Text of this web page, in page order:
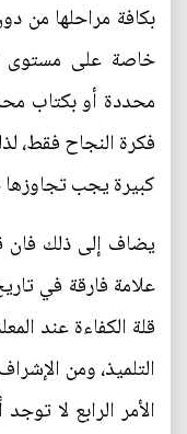
بكافة مراحلها من
خاصة على مستوى
محددة أو بكتاب
فكرة النجاح فقط،
كبيرة يجب تجاوزها
يضاف إلى ذلك فان
علامة فارقة في
قلة الكفاءة عند
التلميذ، ومن
الأمر الرابع لا